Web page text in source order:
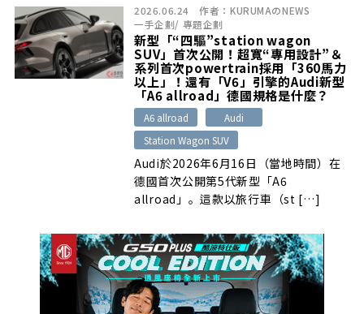
2026.06.24 作者： KURUMAのNEWS
一手企劃/ 專題企劃
新型「“四驅”station wagon
SUV」首次公開！超寬“專用設計”＆
系列首次powertrain採用「360馬力
以上」！還有「V6」引擎的Audi新型
「A6 allroad」德國規格是什麼？
A6 allroad
Audi
Station Wagon SUV
Audi於2026年6月16日（當地時間）在
德國首次公開第5代新型「A6
allroad」。這款以旅行車（st […]